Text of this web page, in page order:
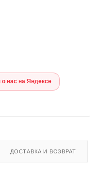
нас на Яндексе
ДОСТАВКА И ВОЗВРАТ